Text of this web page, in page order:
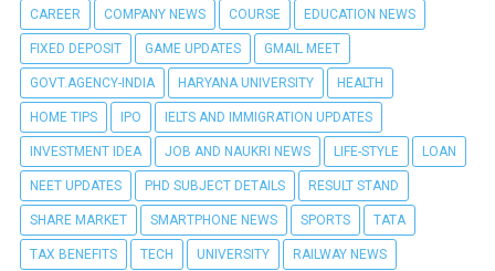
CAREER COMPANY NEWS COURSE EDUCATION NEWS
FIXED DEPOSIT GAME UPDATES GMAIL MEET
GOVT.AGENCY-INDIA HARYANA UNIVERSITY HEALTH
HOME TIPS IPO IELTS AND IMMIGRATION UPDATES
INVESTMENT IDEA JOB AND NAUKRI NEWS LIFE-STYLE LOAN
NEET UPDATES PHD SUBJECT DETAILS RESULT STAND
SHARE MARKET SMARTPHONE NEWS SPORTS TATA
TAX BENEFITS TECH UNIVERSITY RAILWAY NEWS